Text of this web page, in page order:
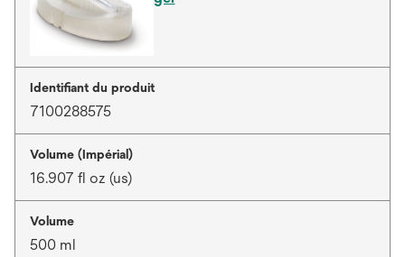
Identifiant du produit
7100288575
Volume (Impérial)
16.907 fl oz (us)
Volume
500 ml